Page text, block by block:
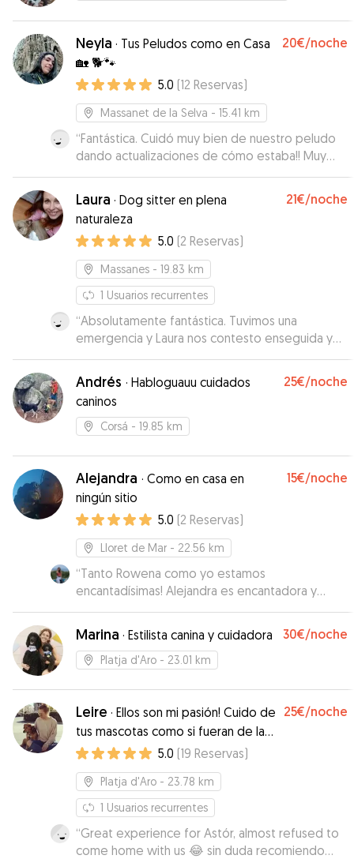
perro. Repetiremos, seguro.”
Neyla · Tus Peludos como en Casa
🏡 🐕🐾
20€/noche
5.0 (12 Reservas)
Massanet de la Selva - 15.41 km
“Fantástica. Cuidó muy bien de nuestro peludo
dando actualizaciones de cómo estaba!! Muy
simpática.”
Laura · Dog sitter en plena
naturaleza
21€/noche
5.0 (2 Reservas)
Massanes - 19.83 km
1 Usuarios recurrentes
“Absolutamente fantástica. Tuvimos una
emergencia y Laura nos contesto enseguida y
recibió a Nevat el mismo día sin problema.
Nevat, como no, dos días fantásticos en
compañía de Kiara 🐶 y Laura con sus paseos
diarios por el bosque. Laura es una persona que
realmente ama a los animales y sabe lo que es
Andrés · Habloguauu cuidados
caninos
25€/noche
Corsá - 19.85 km
Alejandra · Como en casa en
ningún sitio
15€/noche
5.0 (2 Reservas)
Lloret de Mar - 22.56 km
“Tanto Rowena como yo estamos
encantadísimas! Alejandra es encantadora y
Agua una perrita muy buena que se ha adaptado
genial a que le invadan su casita! Rowena ha
estado muy bien cuidada y feliz, Alejandra se ha
encargado de darle muchos paseos por el pipi
estado super pendiente de sus necesidades y
me ha informado de todo y diariamente. Me ha
mandado muchas fotos y vídeos todos los días
y me ha escrito a menudo lo cuál me ha dado
mucha tranquilidad. La recomiendo al 100%!!
Marina · Estilista canina y cuidadora 30€/noche
Platja d'Aro - 23.01 km
Leire · Ellos son mi pasión! Cuido de
tus mascotas como si fueran de la
familia ❤️
25€/noche
5.0 (19 Reservas)
Platja d'Aro - 23.78 km
1 Usuarios recurrentes
“Great experience for Astór, almost refused to
come home with us 😂 sin duda recomiendo